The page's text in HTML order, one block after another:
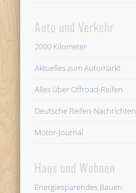
Auto und Verkehr
2000 Kilometer
Aktuelles zum Automarkt
Alles über Offroad-Reifen
Deutsche Reifen-Nachrichten
Motor-Journal
Haus und Wohnen
Energiesparendes Bauen